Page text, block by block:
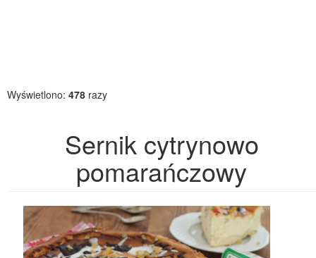
Wyświetlono: 478 razy
Sernik cytrynowo
pomarańczowy